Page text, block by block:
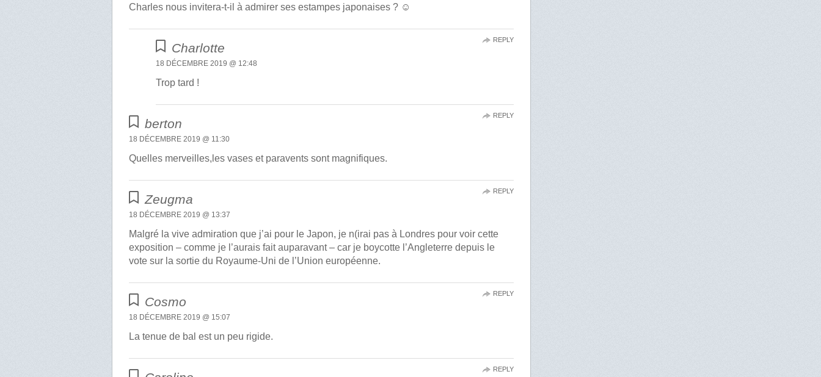
Charles nous invitera-t-il à admirer ses estampes japonaises ? ☺️
Charlotte
18 DÉCEMBRE 2019 @ 12:48
Trop tard !
REPLY
berton
18 DÉCEMBRE 2019 @ 11:30
Quelles merveilles,les vases et paravents sont magnifiques.
REPLY
Zeugma
18 DÉCEMBRE 2019 @ 13:37
Malgré la vive admiration que j’ai pour le Japon, je n(irai pas à Londres pour voir cette
exposition – comme je l’aurais fait auparavant – car je boycotte l’Angleterre depuis le
vote sur la sortie du Royaume-Uni de l’Union européenne.
REPLY
Cosmo
18 DÉCEMBRE 2019 @ 15:07
La tenue de bal est un peu rigide.
REPLY
REPLY